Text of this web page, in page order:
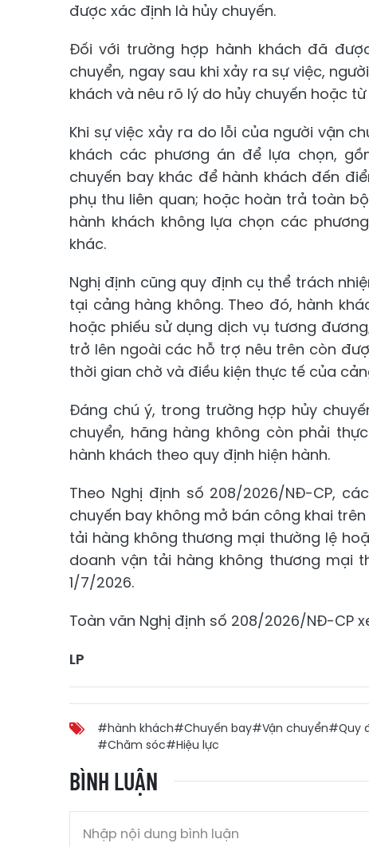
được xác định là hủy chuyến.
Đối với trường hợp hành khách đã
chuyển, ngay sau khi xảy ra sự việc,
khách và nêu rõ lý do hủy chuyến hoặc
Khi sự việc xảy ra do lỗi của người vận
khách các phương án để lựa chọn,
chuyến bay khác để hành khách đến
phụ thu liên quan; hoặc hoàn trả toàn
hành khách không lựa chọn các
khác.
Nghị định cũng quy định cụ thể trách
tại cảng hàng không. Theo đó, hành
hoặc phiếu sử dụng dịch vụ tương
trở lên ngoài các hỗ trợ nêu trên còn
thời gian chờ và điều kiện thực tế của
Đáng chú ý, trong trường hợp hủy
chuyển, hãng hàng không còn phải
hành khách theo quy định hiện hành.
Theo Nghị định số 208/2026/NĐ-CP,
chuyến bay không mở bán công khai
tải hàng không thương mại thường lệ
doanh vận tải hàng không thương mại
1/7/2026.
Toàn văn Nghị định số 208/2026/NĐ-CP
LP
#hành khách#Chuyến bay#Vận chuyển#Quy
#Chăm sóc#Hiệu lực
BÌNH LUẬN